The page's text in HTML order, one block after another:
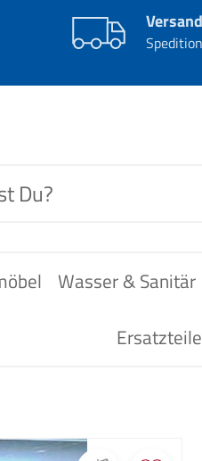
Wasser & Sanitär
Ersatzteile